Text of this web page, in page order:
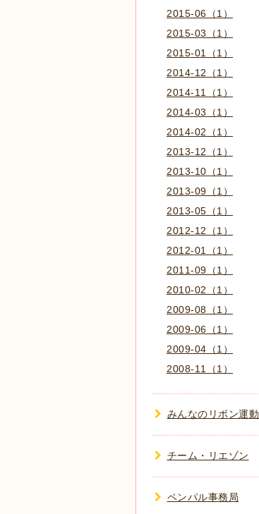
2015-06（1）
2015-03（1）
2015-01（1）
2014-12（1）
2014-11（1）
2014-03（1）
2014-02（1）
2013-12（1）
2013-10（1）
2013-09（1）
2013-05（1）
2012-12（1）
2012-01（1）
2011-09（1）
2010-02（1）
2009-08（1）
2009-06（1）
2009-04（1）
2008-11（1）
みんなのリボン運動
チーム・リエゾン
ペンパル事務局